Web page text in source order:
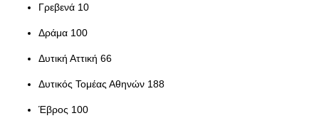
Γρεβενά 10
Δράμα 100
Δυτική Αττική 66
Δυτικός Τομέας Αθηνών 188
Έβρος 100